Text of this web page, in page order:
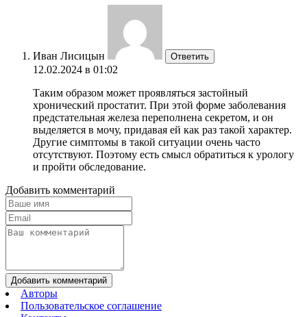
Иван Лисицын Ответить
12.02.2024 в 01:02
Таким образом может проявляться застойный
хронический простатит. При этой форме заболевания
предстательная железа переполнена секретом, и он
выделяется в мочу, придавая ей как раз такой характер.
Другие симптомы в такой ситуации очень часто
отсутствуют. Поэтому есть смысл обратиться к урологу
и пройти обследование.
Добавить комментарий
Добавить комментарий
Авторы
Пользовательское соглашение